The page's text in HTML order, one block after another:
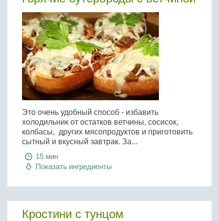
Бобовые
Яйца
Крупы
Это очень удобный способ - избавить
холодильник от остатков ветчины, сосисок,
колбасы, других мясопродуктов и приготовить
сытный и вкусный завтрак. За...
15 мин
Показать ингредиенты
Кростини с тунцом